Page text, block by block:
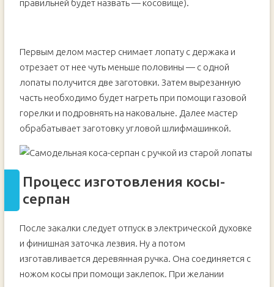
правильней будет назвать — косовище).
Первым делом мастер снимает лопату с держака и
отрезает от нее чуть меньше половины — с одной
лопаты получится две заготовки. Затем вырезанную
часть необходимо будет нагреть при помощи газовой
горелки и подровнять на наковальне. Далее мастер
обрабатывает заготовку угловой шлифмашинкой.
Процесс изготовления косы-
серпан
После закалки следует отпуск в электрической духовке
и финишная заточка лезвия. Ну а потом
изготавливается деревянная ручка. Она соединяется с
ножом косы при помощи заклепок. При желании